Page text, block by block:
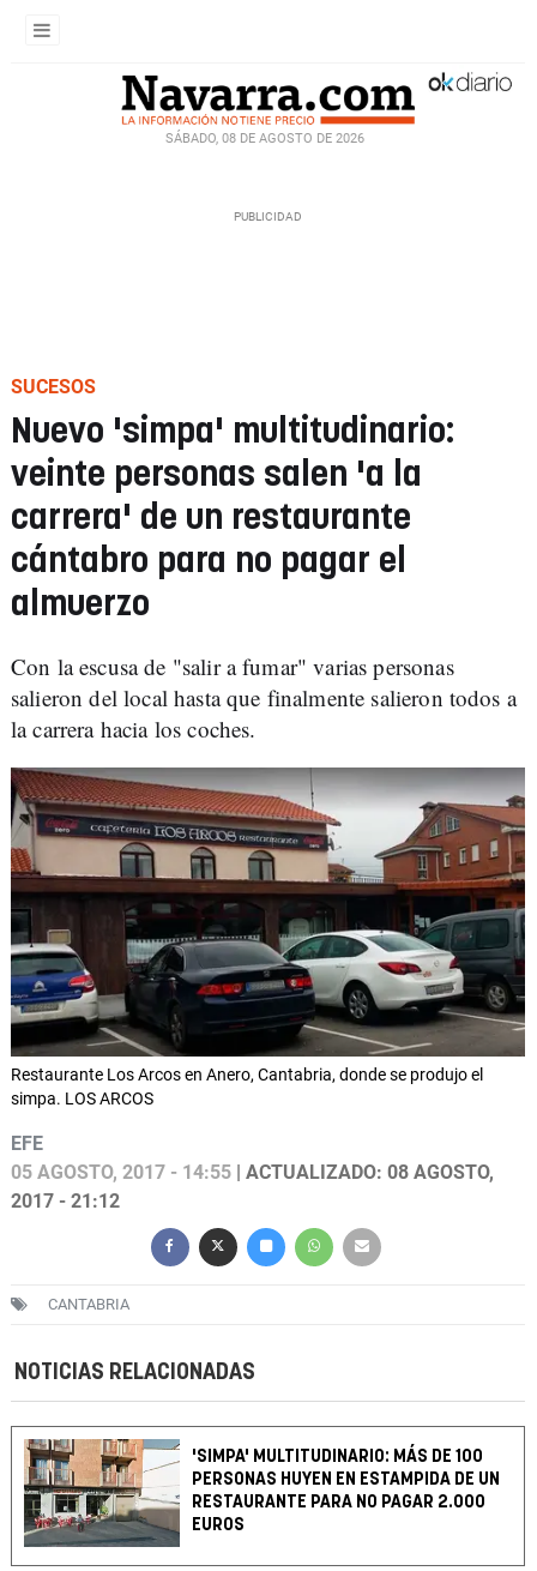
SÁBADO, 08 DE AGOSTO DE 2026
SUCESOS
Nuevo 'simpa' multitudinario:
veinte personas salen 'a la
carrera' de un restaurante
cántabro para no pagar el
almuerzo
Con la escusa de "salir a fumar" varias personas
salieron del local hasta que finalmente salieron todos a
la carrera hacia los coches.
Restaurante Los Arcos en Anero, Cantabria, donde se produjo el
simpa. LOS ARCOS
EFE
05 AGOSTO, 2017 - 14:55 | ACTUALIZADO: 08 AGOSTO,
2017 - 21:12
CANTABRIA
NOTICIAS RELACIONADAS
'SIMPA' MULTITUDINARIO: MÁS DE 100
PERSONAS HUYEN EN ESTAMPIDA DE UN
RESTAURANTE PARA NO PAGAR 2.000
EUROS